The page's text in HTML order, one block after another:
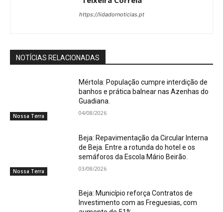
https://lidadornoticias.pt
NOTÍCIAS RELACIONADAS
Nossa Terra
Mértola: População cumpre interdição de
banhos e prática balnear nas Azenhas do
Guadiana.
04/08/2026
Nossa Terra
Beja: Repavimentação da Circular Interna
de Beja. Entre a rotunda do hotel e os
semáforos da Escola Mário Beirão.
03/08/2026
Beja: Município reforça Contratos de
Investimento com as Freguesias, com